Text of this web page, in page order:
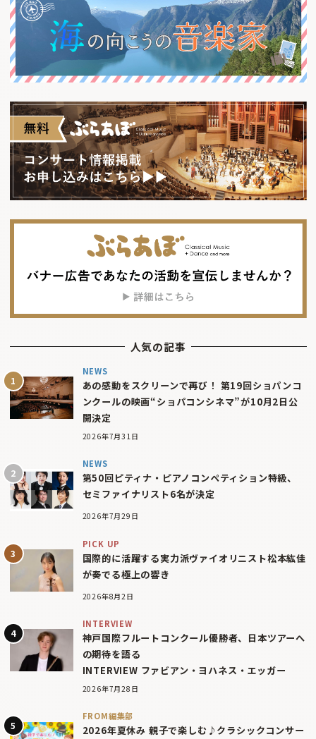
人気の記事
NEWS
あの感動をスクリーンで再び！ 第19回ショパンコ
ンクールの映画“ショパコンシネマ”が10月2日公
開決定
2026年7月31日
NEWS
第50回ピティナ・ピアノコンペティション特級、
セミファイナリスト6名が決定
2026年7月29日
PICK UP
国際的に活躍する実力派ヴァイオリニスト松本紘佳
が奏でる極上の響き
2026年8月2日
INTERVIEW
神戸国際フルートコンクール優勝者、日本ツアーへ
の期待を語る
INTERVIEW ファビアン・ヨハネス・エッガー
2026年7月28日
FROM編集部
2026年夏休み 親子で楽しむ♪クラシックコンサー